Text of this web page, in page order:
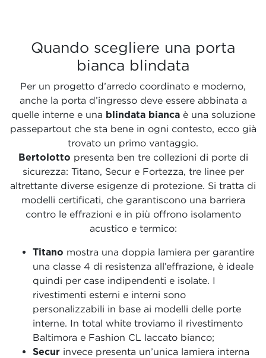
Quando scegliere una porta
bianca blindata
Per un progetto d’arredo coordinato e moderno,
anche la porta d’ingresso deve essere abbinata a
quelle interne e una blindata biancaè una soluzione
passepartout che sta bene in ogni contesto, ecco già
trovato un primo vantaggio.
Bertolotto presenta ben tre collezioni di porte di
sicurezza: Titano, Secur e Fortezza, tre linee per
altrettante diverse esigenze di protezione. Si tratta di
modelli certificati, che garantiscono una barriera
contro le effrazioni e in più offrono isolamento
acustico e termico:
Titano mostra una doppia lamiera per garantire
una classe 4 di resistenza all’effrazione, è ideale
quindi per case indipendenti e isolate. I
rivestimenti esterni e interni sono
personalizzabili in base ai modelli delle porte
interne. In total white troviamo il rivestimento
Baltimora e Fashion CL laccato bianco;
Secur invece presenta un’unica lamiera interna